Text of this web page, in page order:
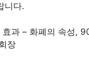
니다.
과 – 화폐의 속성,
장